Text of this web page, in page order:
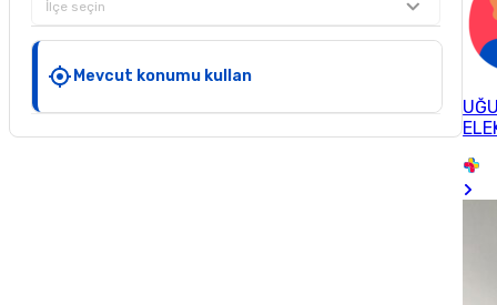
İlçe seçin
Mevcut konumu kullan